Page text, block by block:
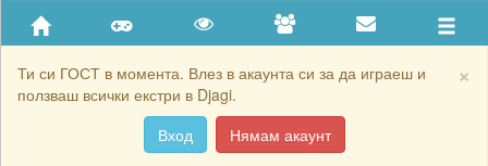
×
Ти си ГОСТ в момента. Влез в акаунта си за да играеш и
ползваш всички екстри в Djagi.
Вход
Нямам акаунт
Приятели
Хронология на игри